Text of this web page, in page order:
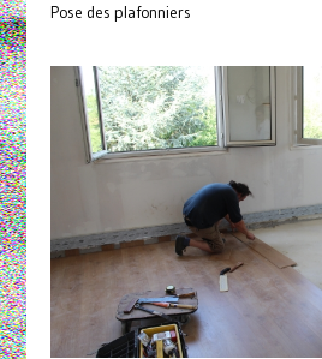
Pose des plafonniers